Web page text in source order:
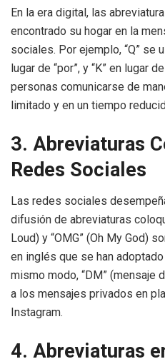
En la era digital, las
encontrado su hogar en la
sociales. Por ejemplo, “Q” se
lugar de “por”, y “K” en lugar
personas comunicarse de
limitado y en un tiempo
3. Abreviaturas
Redes Sociales
Las redes sociales
difusión de abreviaturas
Loud) y “OMG” (Oh My God)
en inglés que se han
mismo modo, “DM” (mensaje
a los mensajes privados en
Instagram.
4. Abreviaturas